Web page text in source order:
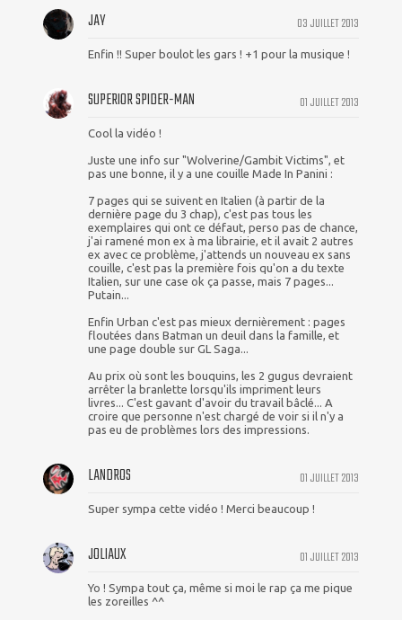
03 JUILLET 2013
JAY
Enfin !! Super boulot les gars ! +1 pour la musique !
01 JUILLET 2013
SUPERIOR SPIDER-MAN
Cool la vidéo !
Juste une info sur "Wolverine/Gambit Victims", et
pas une bonne, il y a une couille Made In Panini :
7 pages qui se suivent en Italien (à partir de la
dernière page du 3 chap), c'est pas tous les
exemplaires qui ont ce défaut, perso pas de chance,
j'ai ramené mon ex à ma librairie, et il avait 2 autres
ex avec ce problème, j'attends un nouveau ex sans
couille, c'est pas la première fois qu'on a du texte
Italien, sur une case ok ça passe, mais 7 pages...
Putain...
Enfin Urban c'est pas mieux dernièrement : pages
floutées dans Batman un deuil dans la famille, et
une page double sur GL Saga...
Au prix où sont les bouquins, les 2 gugus devraient
arrêter la branlette lorsqu'ils impriment leurs
livres... C'est gavant d'avoir du travail bâclé... A
croire que personne n'est chargé de voir si il n'y a
pas eu de problèmes lors des impressions.
01 JUILLET 2013
LANDROS
Super sympa cette vidéo ! Merci beaucoup !
01 JUILLET 2013
JOLIAUX
Yo ! Sympa tout ça, même si moi le rap ça me pique
les zoreilles ^^